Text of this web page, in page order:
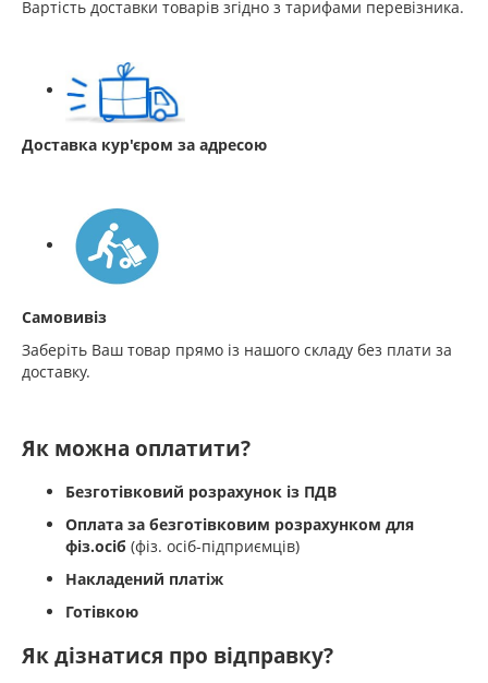
Вартість доставки товарів згідно з тарифами перевізника.
Доставка кур'єром за адресою
Самовивіз
Заберіть Ваш товар прямо із нашого складу без плати за
доставку.
Як можна оплатити?
Безготівковий розрахунок із ПДВ
Оплата за безготівковим розрахунком для
фіз.осіб (фіз. осіб-підприємців)
Накладений платіж
Готівкою
Як дізнатися про відправку?